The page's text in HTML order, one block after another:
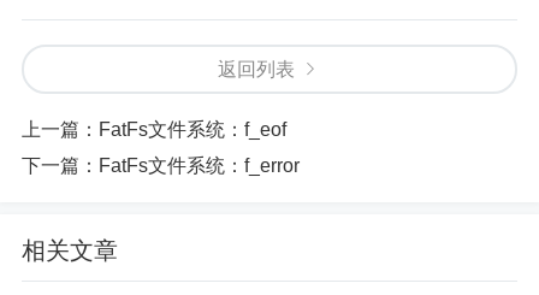
返回列表
上一篇： FatFs文件系统：f_eof
下一篇： FatFs文件系统：f_error
相关文章